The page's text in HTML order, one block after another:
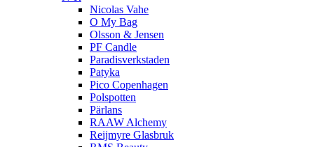
Nicolas Vahe
O My Bag
Olsson & Jensen
PF Candle
Paradisverkstaden
Patyka
Pico Copenhagen
Polspotten
Pärlans
RAAW Alchemy
Reijmyre Glasbruk